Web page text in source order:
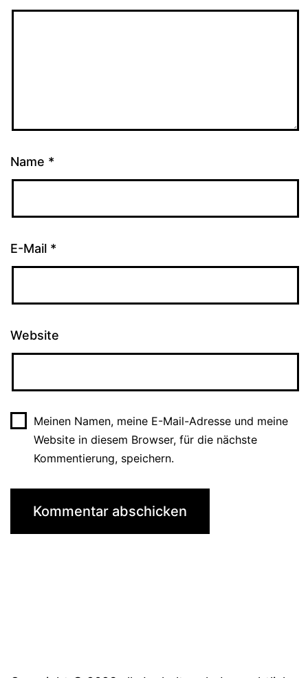
Name *
E-Mail *
Website
Meinen Namen, meine E-Mail-Adresse und meine
Website in diesem Browser, für die nächste
Kommentierung, speichern.